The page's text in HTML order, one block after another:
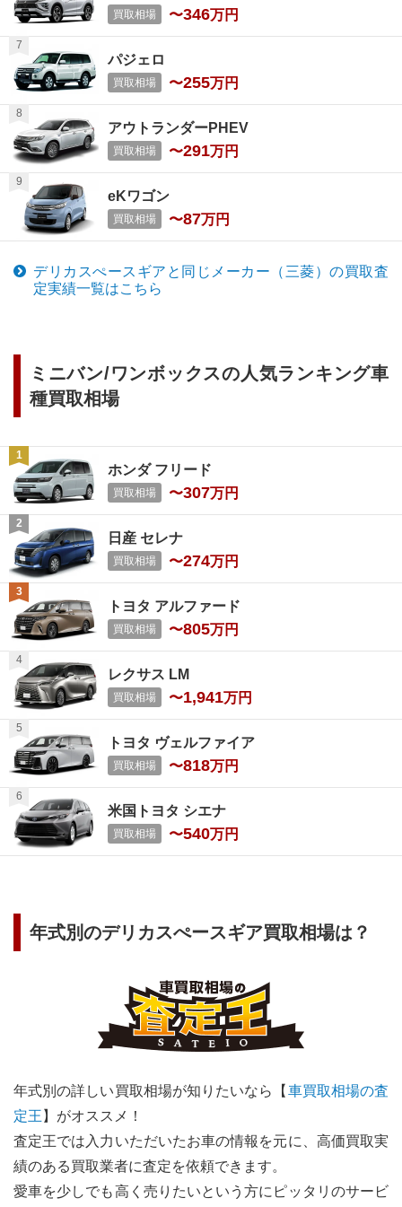
買取相場 〜346万円
パジェロ
買取相場 〜255万円
アウトランダーPHEV
買取相場 〜291万円
eKワゴン
買取相場 〜87万円
デリカスぺースギア と同じメーカー（ 三菱）の買取査
定実績一覧はこちら
ミニバン/ワンボックスの人気ランキング車
種買取相場
ホンダ フリード
買取相場 〜307万円
日産 セレナ
買取相場 〜274万円
トヨタ アルファード
買取相場 〜805万円
レクサス LM
買取相場 〜1,941万円
トヨタ ヴェルファイア
買取相場 〜818万円
米国トヨタ シエナ
買取相場 〜540万円
年式別のデリカスぺースギア買取相場は？
年式別の詳しい買取相場が知りたいなら【 車買取相場の査
定王 】がオススメ！
査定王では入力いただいたお車の情報を元に、高価買取実
績のある買取業者に査定を依頼できます。
愛車を少しでも高く売りたいという方にピッタリのサービ